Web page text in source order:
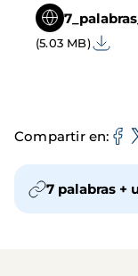
(5.03 MB)
Compartir en
7 palabras +